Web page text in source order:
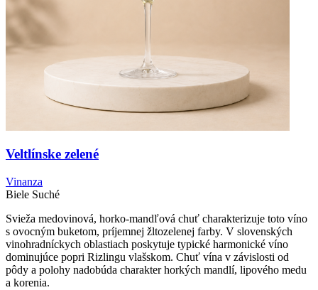
Veltlínske zelené
Vinanza
Biele Suché
Svieža medovinová, horko-mandľová chuť charakterizuje toto víno
s ovocným buketom, príjemnej žltozelenej farby. V slovenských
vinohradníckych oblastiach poskytuje typické harmonické víno
dominujúce popri Rizlingu vlašskom. Chuť vína v závislosti od
pôdy a polohy nadobúda charakter horkých mandlí, lipového medu
a korenia.